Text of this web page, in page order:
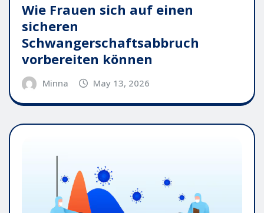
Wie Frauen sich auf einen
sicheren
Schwangerschaftsabbruch
vorbereiten können
Minna May 13, 2026